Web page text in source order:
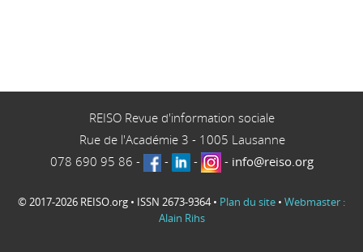
REISO Revue d'information sociale
Rue de l'Académie 3 - 1005 Lausanne
078 690 95 86 - - - - info@reiso.org
© 2017-2026 REISO.org • ISSN 2673-9364 • Plan du site • Webmaster :
Alain Rihs